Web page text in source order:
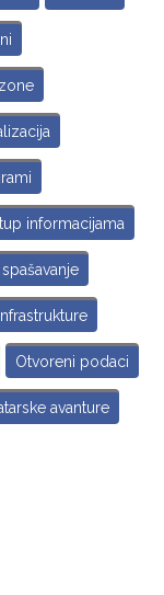
informacijama
Otvoreni podaci
avanture